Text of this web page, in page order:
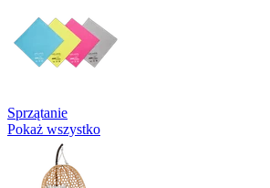
Sprzątanie
Pokaż wszystko